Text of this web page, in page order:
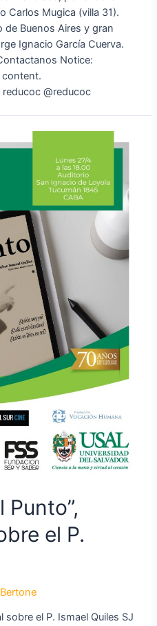
Carlos Mugica (villa 31).
de Buenos Aires y gran
Ignacio García Cuerva.
Notice:
content.
@reducoc
Punto”,
el P.
el P. Ismael Quiles SJ